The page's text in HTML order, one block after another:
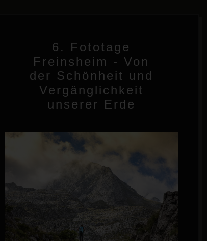
6. Fototage
Freinsheim - Von
der Schönheit und
Vergänglichkeit
unserer Erde